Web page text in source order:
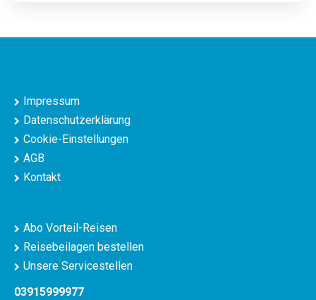
Impressum
Datenschutzerklärung
Cookie-Einstellungen
AGB
Kontakt
Abo Vorteil-Reisen
Reisebeilagen bestellen
Unsere Servicestellen
03915999977